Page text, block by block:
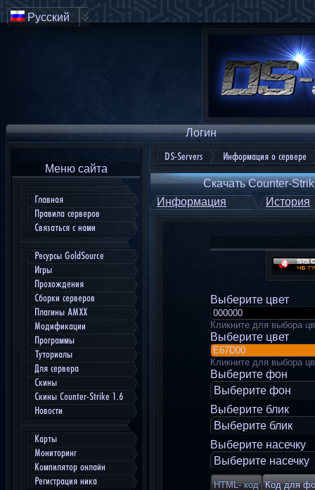
Логин
Меню сайта
Главная
Правила серверов
Связаться с нами
Ресурсы GoldSource
Игры
Прохождения
Сборки серверов
Плагины AMXX
Модификации
Программы
Туториалы
Для сервера
Скины
Скины Counter-Strike 1.6
Новости
Карты
Мониторинг
Компилятор онлайн
Регистрация ника
DS-Servers Информация о сервере
Скачать Counter-
Информация
История
Выберите цвет
Кликните для выбора
Выберите цвет
Кликните для выбора
Выберите фон
Выберите фон
Выберите блик
Выберите блик
Выберите насечку
Выберите насечку
Русский